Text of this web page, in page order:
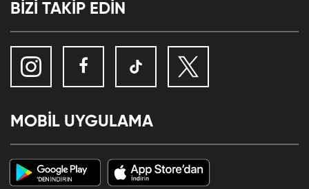
BİZİ TAKİP EDİN
MOBİL UYGULAMA